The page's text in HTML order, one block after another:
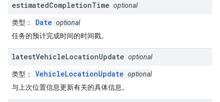
estimatedCompletionTime optional
类型 ： Date optional
任务的预计完成时间的时间戳。
latestVehicleLocationUpdate optional
类型 ： VehicleLocationUpdate optional
与上次位置信息更新有关的具体信息。